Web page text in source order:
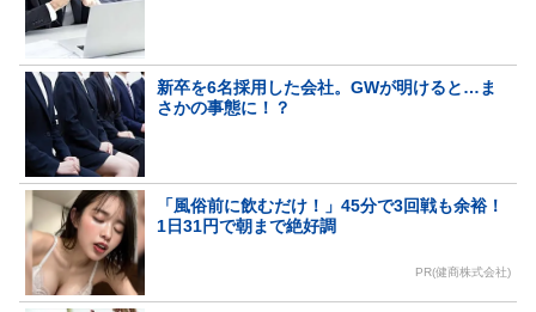
新卒を6名採用した会社。GWが明けると…ま
さかの事態に！？
「風俗前に飲むだけ！」45分で3回戦も余裕！
1日31円で朝まで絶好調
PR(健商株式会社)